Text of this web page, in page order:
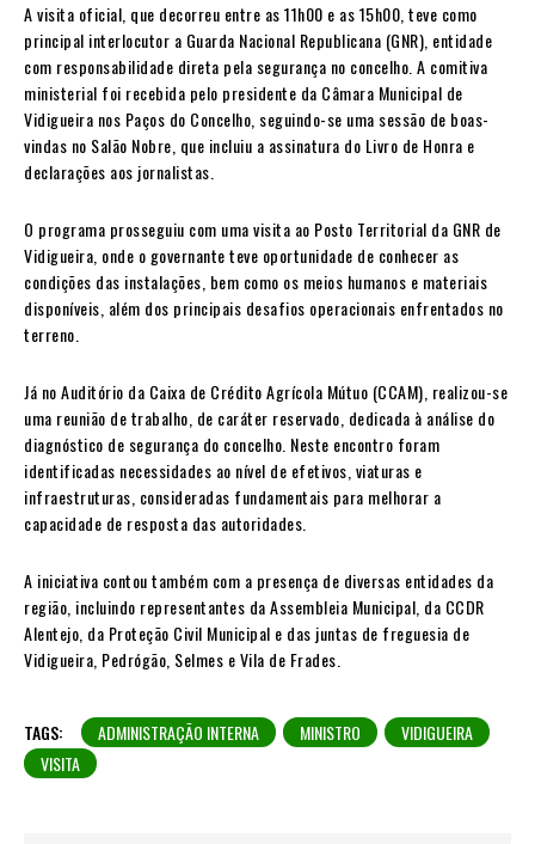
A visita oficial, que decorreu entre as 11h00 e as 15h00, teve como
principal interlocutor a Guarda Nacional Republicana (GNR), entidade
com responsabilidade direta pela segurança no concelho. A comitiva
ministerial foi recebida pelo presidente da Câmara Municipal de
Vidigueira nos Paços do Concelho, seguindo-se uma sessão de boas-
vindas no Salão Nobre, que incluiu a assinatura do Livro de Honra e
declarações aos jornalistas.
O programa prosseguiu com uma visita ao Posto Territorial da GNR de
Vidigueira, onde o governante teve oportunidade de conhecer as
condições das instalações, bem como os meios humanos e materiais
disponíveis, além dos principais desafios operacionais enfrentados no
terreno.
Já no Auditório da Caixa de Crédito Agrícola Mútuo (CCAM), realizou-se
uma reunião de trabalho, de caráter reservado, dedicada à análise do
diagnóstico de segurança do concelho. Neste encontro foram
identificadas necessidades ao nível de efetivos, viaturas e
infraestruturas, consideradas fundamentais para melhorar a
capacidade de resposta das autoridades.
A iniciativa contou também com a presença de diversas entidades da
região, incluindo representantes da Assembleia Municipal, da CCDR
Alentejo, da Proteção Civil Municipal e das juntas de freguesia de
Vidigueira, Pedrógão, Selmes e Vila de Frades.
TAGS: ADMINISTRAÇÃO INTERNA MINISTRO
VIDIGUEIRA
VISITA